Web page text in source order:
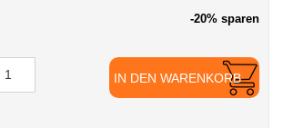
-20% sparen
IN DEN WARENKORB